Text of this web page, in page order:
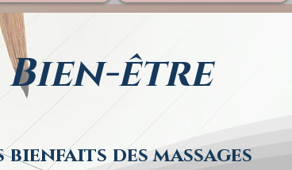
Bien-être
bienfaits des massages